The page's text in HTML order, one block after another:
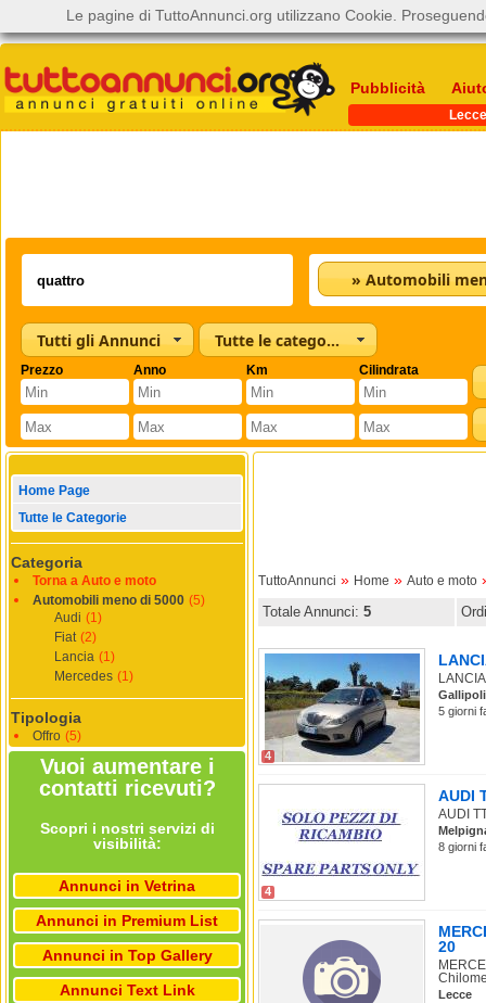
Pubblicità
Lecce
Tutti gli Annunci Tutte le categorie
Prezzo Anno Km Cilindrata
Home Page
Tutte le Categorie
Categoria
Torna a Auto e moto
Automobili meno di 5000 (5)
Audi (1)
Fiat (2)
Lancia (1)
Mercedes (1)
Tipologia
Offro (5)
Vuoi aumentare i
contatti ricevuti?
Scopri i nostri servizi di
visibilità:
Annunci in Vetrina
Annunci in Premium List
Annunci in Top Gallery
Annunci Text Link
TuttoAnnunci » Home » Auto e moto
Totale Annunci: 5
4
Gallipoli
5 giorni
4
AUDI
AUDI
8 giorni
20
Lecce
Le pagine di TuttoAnnunci.org utilizzano Cookie.